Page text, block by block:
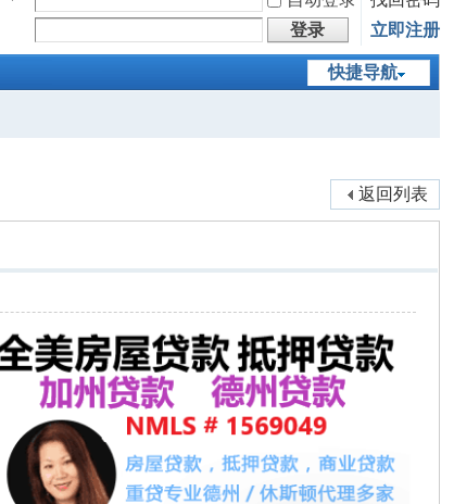
登录 立即注册
快捷导航
返回列表